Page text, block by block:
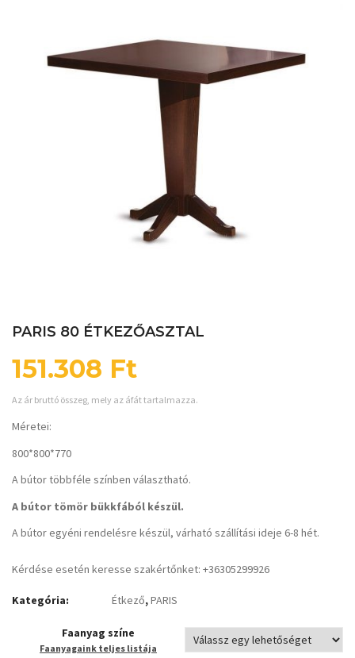
PARIS 80 ÉTKEZŐASZTAL
151.308 Ft
Az ár bruttó összeg, mely az áfát tartalmazza.
Méretei:
800*800*770
A bútor többféle színben választható.
A bútor tömör bükkfából készül.
A bútor egyéni rendelésre készül, várható szállítási ideje 6-8 hét.
Kérdése esetén keresse szakértőnket: +36305299926
Kategória: Étkező,PARIS
Faanyag színe
Faanyagaink teljes listája